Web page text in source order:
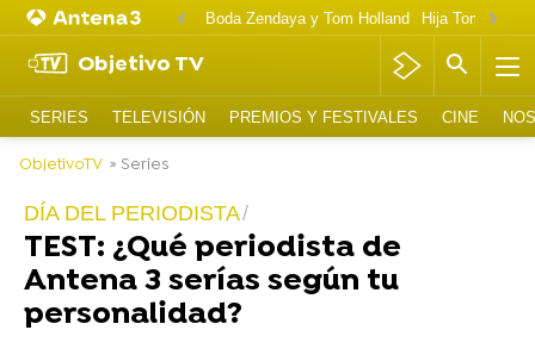
Boda Zendaya y Tom Holland Hija Tom
Objetivo TV
SERIES TELEVISIÓN PREMIOS Y FESTIVALES CINE
ObjetivoTV » Series
DÍA DEL PERIODISTA
TEST: ¿Qué periodista de
Antena 3 serías según tu
personalidad?